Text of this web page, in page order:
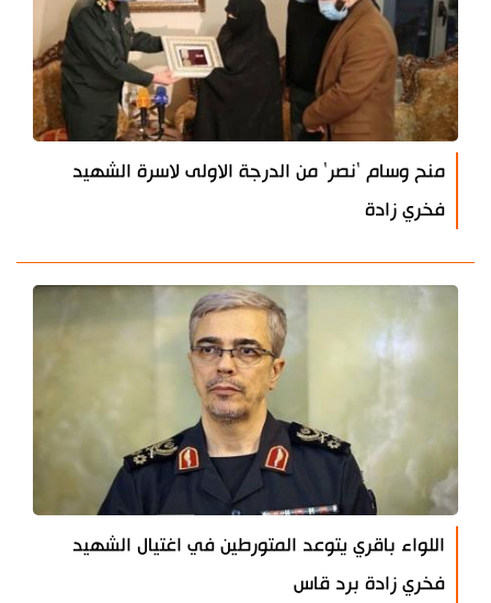
منح وسام 'نصر' من الدرجة الاولى لاسرة الشهيد
فخري زادة
اللواء باقري يتوعد المتورطين في اغتيال الشهيد
فخري زادة برد قاس